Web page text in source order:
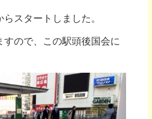
スタートしました。
ので、この駅頭後国会に